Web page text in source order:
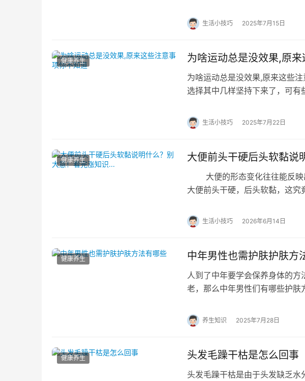
生活小技巧 2025年7月15日
健康养生 为啥运动总是没效果,原
为啥运动总是没效果,原来这些
选择其中几样坚持下来了，可有
生活小技巧 2025年7月22日
健康养生 大便前头干硬后头软黏说
大便的形态变化往往能反映
大便前头干硬，后头软黏，这究
生活小技巧 2026年6月14日
健康养生 中年男性也需护肤护肤方
人到了中年要学会保养身体的
老，那么中年男性们有哪些护肤
养生知识 2025年7月28日
健康养生 头发毛躁干枯是怎么回事
头发毛躁干枯是由于头发缺乏